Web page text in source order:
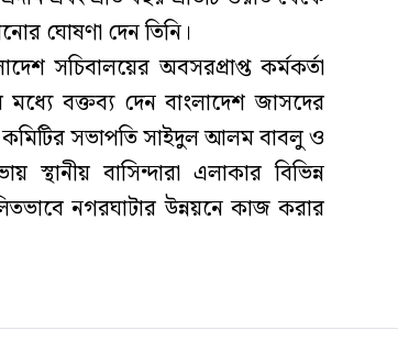
ঘোষণা দেন তিনি।
সচিবালয়ের অবসরপ্রাপ্ত কর্মকর্তা
বক্তব্য দেন বাংলাদেশ জাসদের
সভাপতি সাইদুল আলম বাবলু ও
বাসিন্দারা এলাকার বিভিন্ন
নগরঘাটার উন্নয়নে কাজ করার